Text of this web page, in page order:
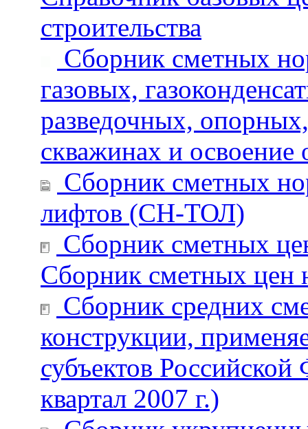
строительства
Сборник сметных
газовых,
разведочных,
скважинах и освоение
Сборник сметных
лифтов (СН-ТОЛ)
Сборник сметных
Сборник сметных цен
Сборник средних
конструкции,
субъектов
квартал 2007 г.)